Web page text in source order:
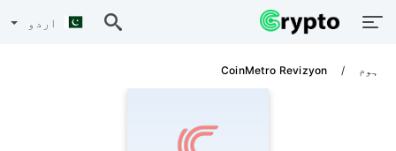
اردو
ہوم CoinMetro Revizyon